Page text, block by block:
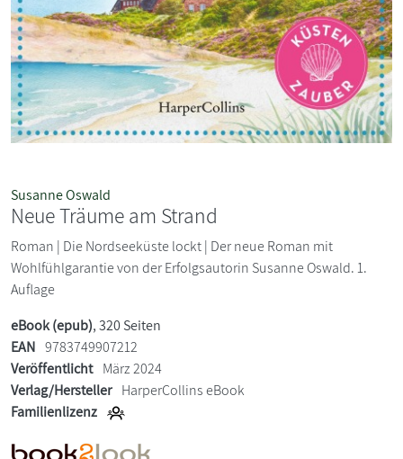
Susanne Oswald
Neue Träume am Strand
Roman | Die Nordseeküste lockt | Der neue Roman mit
Wohlfühlgarantie von der Erfolgsautorin Susanne Oswald. 1.
Auflage
eBook (epub), 320 Seiten
EAN 9783749907212
Veröffentlicht März 2024
Verlag/Hersteller HarperCollins eBook
Familienlizenz